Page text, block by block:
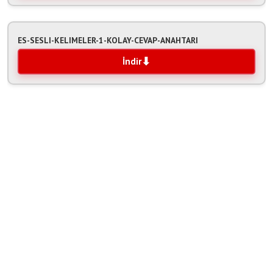
ES-SESLI-KELIMELER-1-KOLAY-CEVAP-ANAHTARI
İndir